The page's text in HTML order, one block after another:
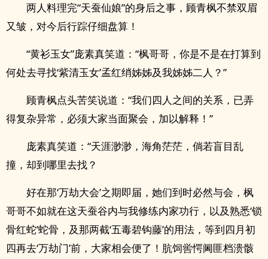
两人料理完“天蚕仙娘”的身后之事，顾青枫不禁双眉
又皱，对今后行踪仔细盘算！
“黄衫玉女”庞素真笑道：“枫哥哥，你是不是在打算到
何处去寻找‘紫清玉女’孟红绡姊姊及我姊姊二人？”
顾青枫点头苦笑说道：“我们四人之间的关系，已弄
得复杂异常，必须大家当面聚会，加以解释！”
庞素真笑道：“天涯渺渺，海角茫茫，倘若盲目乱
撞，却到哪里去找？
好在那‘万劫大会’之期即届，她们到时必然与会，枫
哥哥不如就在这天蚕谷内与我修练内家功行，以及熟悉‘锁
骨红蛇’蛇骨，及那两截‘五毒碧钩藤’的用法，等到四月初
四再去‘万劫门’前，大家相会便了！肮饲喾愕阃匪档溃骸